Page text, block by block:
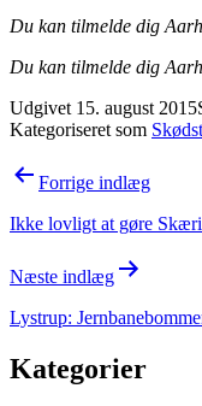
Du kan tilmelde dig
Du kan tilmelde dig
Udgivet 15. august 2015
Kategoriseret som
Forrige indlæg
Ikke lovligt at gøre
Næste indlæg
Lystrup:
Kategorier